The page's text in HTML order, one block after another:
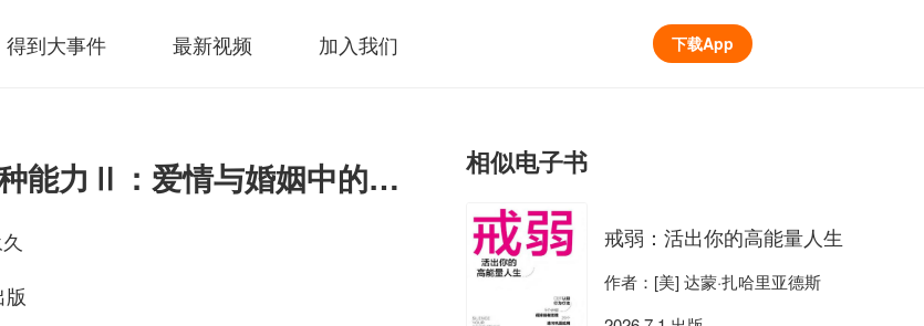
得到大事件 最新视频 加入我们 下载App
爱的五种能力Ⅱ：爱情与婚姻中的情感经营课 相似电子书
戒弱：活出你的高能量人生
作者：[美] 达蒙·扎哈里亚德斯